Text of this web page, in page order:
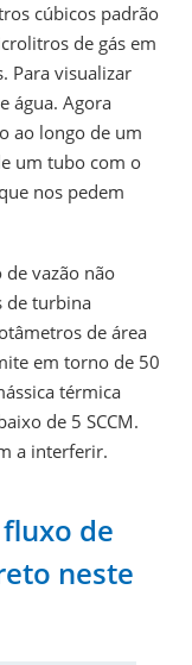
cúbicos padrão
de gás em
Para visualizar
água. Agora
ao longo de um
um tubo com o
nos pedem
vazão não
de turbina
de área
em torno de 50
térmica
de 5 SCCM.
a interferir.
de
neste